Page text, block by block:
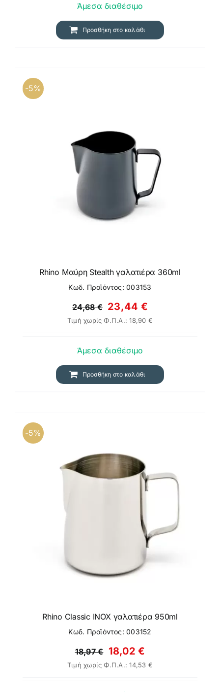
24,68 €.
23,44 €.
Άμεσα διαθέσιμο
Προσθήκη στο καλάθι
-5%
Rhino Μαύρη Stealth γαλατιέρα 360ml
Κωδ. Προϊόντος: 003153
24,68€ Original
price
24,68 €.
23,44 €Η
τρέχουσα
23,44 €.
Τιμή χωρίς Φ.Π.Α.:18,90 €
Άμεσα διαθέσιμο
Προσθήκη στο καλάθι
-5%
Rhino Classic ΙΝΟΧ γαλατιέρα 950ml
Κωδ. Προϊόντος: 003152
18,97€ Original
price
18,02€
τρέχουσα
Τιμή χωρίς Φ.Π.Α.:14,53 €